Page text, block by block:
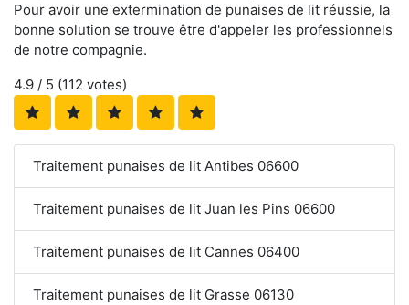
Pour avoir une extermination de punaises de lit réussie, la
bonne solution se trouve être d'appeler les professionnels
de notre compagnie.
4.9 / 5 (112 votes)
Traitement punaises de lit Antibes 06600
Traitement punaises de lit Juan les Pins 06600
Traitement punaises de lit Cannes 06400
Traitement punaises de lit Grasse 06130